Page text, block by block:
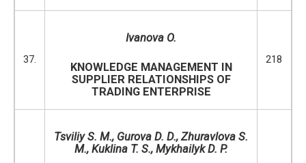
37.
Ivanova O.
KNOWLEDGE MANAGEMENT IN
SUPPLIER RELATIONSHIPS OF
TRADING ENTERPRISE
218
Tsviliy S. M., Gurova D. D., Zhuravlova S.
M., Kuklina T. S., Mykhailyk D. P.